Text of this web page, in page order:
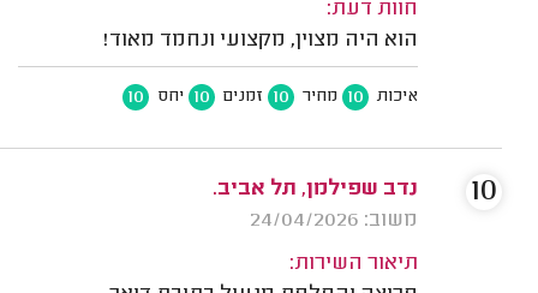
חוות דעת:
הוא היה מצוין, מקצועי ונחמד מאוד!
איכות 10 מחיר 10 זמנים 10 יחס 10
נדב שפילמן, תל אביב.
משוב: 24/04/2026
תיאור השירות:
10